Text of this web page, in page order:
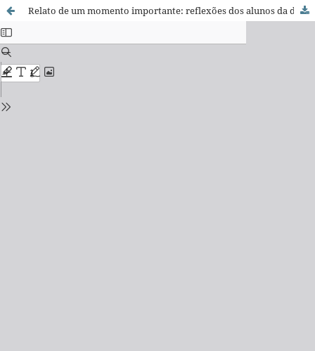
Relato de um momento importante: reflexões dos alunos da disciplina Teoria da Contabilidade do Mestrado da USP, trinta anos depois